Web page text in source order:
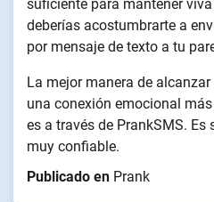
suficiente para mantener
deberías acostumbrarte a
por mensaje de texto a tu
La mejor manera de
una conexión emocional
es a través de PrankSMS. Es
muy confiable.
Publicado en Prank